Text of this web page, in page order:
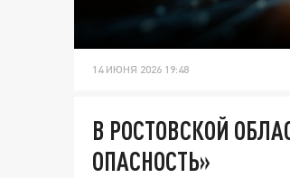
14 ИЮНЯ 2026 19:48
В РОСТОВСКОЙ
ОПАСНОСТЬ»